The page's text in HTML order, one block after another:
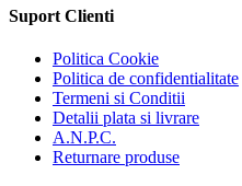
Suport Clienti
Politica Cookie
Politica de confidentialitate
Termeni si Conditii
Detalii plata si livrare
A.N.P.C.
Returnare produse